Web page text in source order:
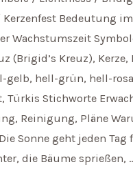
Bedeutung
Wachstumszeit
(Brigid’s Kreuz), Kerze,
gelb, hell-grün, hell-
Türkis Stichworte
Reinigung, Pläne
Sonne geht jeden Tag
die Bäume sprießen,